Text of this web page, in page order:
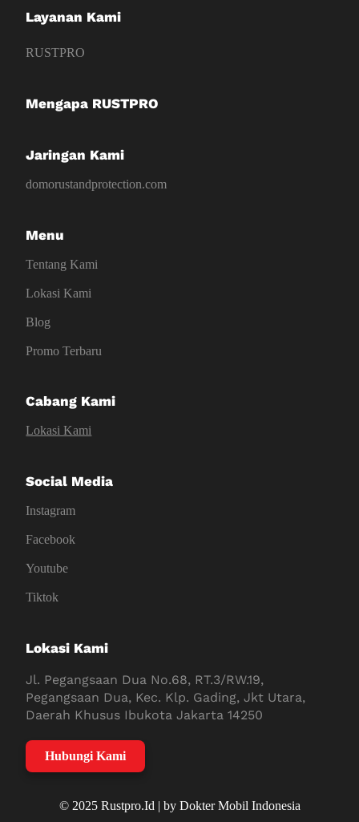
Layanan Kami
RUSTPRO
Mengapa RUSTPRO
Jaringan Kami
domorustandprotection.com
Menu
Tentang Kami
Lokasi Kami
Blog
Promo Terbaru
Cabang Kami
Lokasi Kami
Social Media
Instagram
Facebook
Youtube
Tiktok
Lokasi Kami
Jl. Pegangsaan Dua No.68, RT.3/RW.19,
Pegangsaan Dua, Kec. Klp. Gading, Jkt Utara,
Daerah Khusus Ibukota Jakarta 14250
Hubungi Kami
© 2025 Rustpro.Id | by Dokter Mobil Indonesia